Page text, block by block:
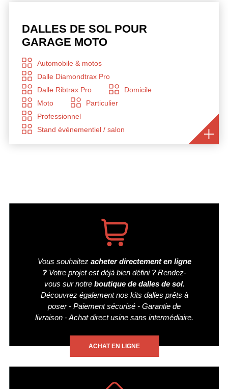
DALLES DE SOL POUR
GARAGE MOTO
Automobile & motos
Dalle Diamondtrax Pro
Dalle Ribtrax Pro
Domicile
Moto
Particulier
Professionnel
Stand événementiel / salon
Vous souhaitez acheter directement en ligne
? Votre projet est déjà bien défini ? Rendez-
vous sur notre boutique de dalles de sol.
Découvrez également nos kits dalles prêts à
poser - Paiement sécurisé - Garantie de
livraison - Achat direct usine sans intermédiaire.
ACHAT EN LIGNE